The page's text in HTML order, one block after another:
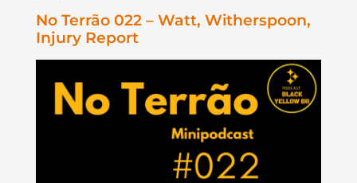
No Terrão 022 – Watt, Witherspoon,
Injury Report